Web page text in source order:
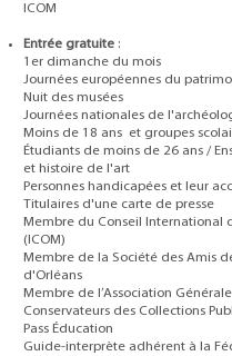
ICOM
Entrée gratuite :
1er dimanche du mois
Journées européennes du
Nuit des musées
Journées nationales de
Moins de 18 ans et groupes
Étudiants de moins de 26 ans /
et histoire de l'art
Personnes handicapées et leur
Titulaires d'une carte de presse
Membre du Conseil International
(ICOM)
Membre de la Société des Amis
d'Orléans
Membre de l’Association
Conservateurs des Collections
Pass Éducation
Guide-interprète adhérent à la